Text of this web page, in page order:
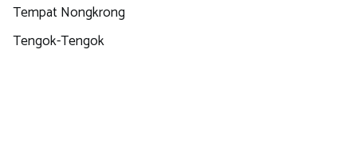
Tempat Nongkrong
Tengok-Tengok